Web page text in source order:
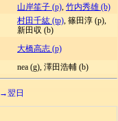
山岸笙子 (p), 竹内秀雄 (b)
村田千紘 (tp), 篠田淳 (p),
新田収 (b)
大橋高志 (p)
nea (g), 澤田浩輔 (b)
→翌日